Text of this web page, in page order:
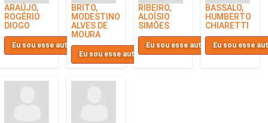
ARAÚJO,
ROGÉRIO
DIOGO
Eu sou esse autor
BRITO,
MODESTINO
ALVES DE
MOURA
Eu sou esse autor
RIBEIRO,
ALOÍSIO
SIMÕES
Eu sou esse autor
BASSALO,
HUMBERTO
CHIARETTI
Eu sou esse